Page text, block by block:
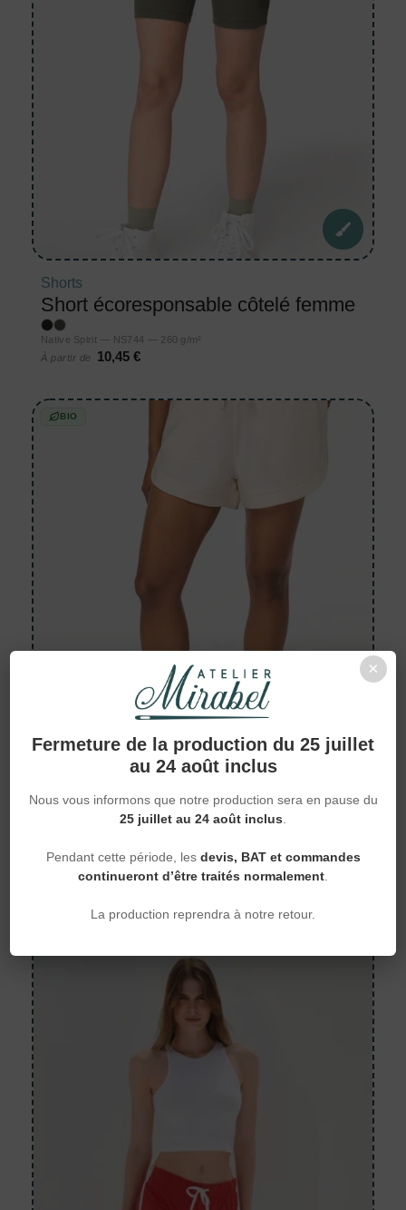
×
Fermeture de la production du 25 juillet
au 24 août inclus
Nous vous informons que notre production sera en pause du
25 juillet au 24 août inclus
Pendant cette période, les devis, BAT et commandes
continueront d’être traités normalement
La production reprendra à notre retour.
Shorts
Short écoresponsable côtelé femme
Native Spirit — NS744 — 260 g/m²
À partir de
10,45 €
BIO
Short écoresponsable French Terry
Native Spirit — NS746 — 300 g/m²
17,71 €